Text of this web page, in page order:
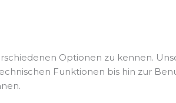
Optionen zu kennen.
Funktionen bis hin zur